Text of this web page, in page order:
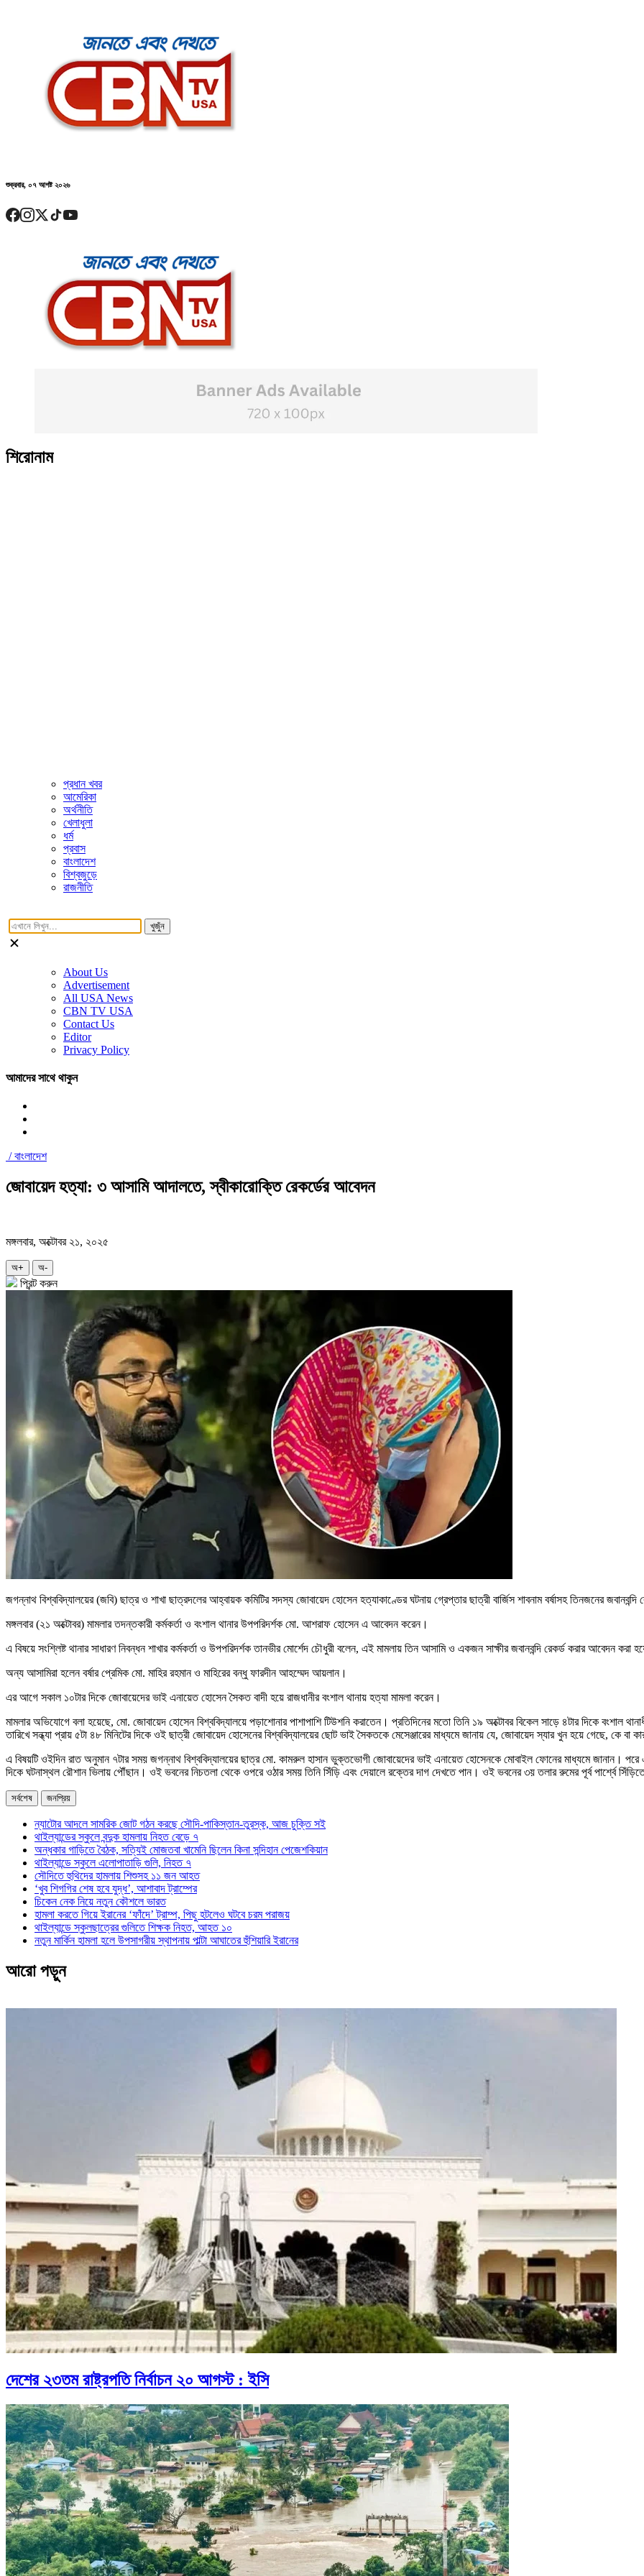
শুক্রবার, ০৭ আগষ্ট ২০২৬
শিরোনাম
প্রধান খবর
আমেরিকা
অর্থনীতি
খেলাধুলা
ধর্ম
প্রবাস
বাংলাদেশ
বিশ্বজুড়ে
রাজনীতি
খুজুঁন
About Us
Advertisement
All USA News
CBN TV USA
Contact Us
Editor
Privacy Policy
আমাদের সাথে থাকুন
/বাংলাদেশ
জোবায়েদ হত্যা: ৩ আসামি আদালতে, স্বীকারোক্তি রেকর্ডের আবেদন
মঙ্গলবার, অক্টোবর ২১, ২০২৫
অ+ অ-
প্রিন্ট করুন
জগন্নাথ বিশ্ববিদ্যালয়ের (জবি) ছাত্র ও শাখা ছাত্রদলের আহ্বায়ক কমিটির সদস্য জোবায়েদ হোসেন হত্যাকাণ্ডের ঘটনায় গ্রেপ্তার ছাত্রী বার্জিস শাবনাম বর্ষাসহ তিনজনের
মঙ্গলবার (২১ অক্টোবর) মামলার তদন্তকারী কর্মকর্তা ও বংশাল থানার উপপরিদর্শক মো. আশরাফ হোসেন এ আবেদন করেন।
এ বিষয়ে সংশ্লিষ্ট থানার সাধারণ নিবন্ধন শাখার কর্মকর্তা ও উপপরিদর্শক তানভীর মোর্শেদ চৌধুরী বলেন, এই মামলায় তিন আসামি ও একজন সাক্ষীর জবানবন্দি রেকর্ড করার আবেদন করা
অন্য আসামিরা হলেন বর্ষার প্রেমিক মো. মাহির রহমান ও মাহিরের বন্ধু ফারদীন আহম্মেদ আয়লান।
এর আগে সকাল ১০টার দিকে জোবায়েদের ভাই এনায়েত হোসেন সৈকত বাদী হয়ে রাজধানীর বংশাল থানায় হত্যা মামলা করেন।
মামলার অভিযোগে বলা হয়েছে, মো. জোবায়েদ হোসেন বিশ্ববিদ্যালয়ে পড়াশোনার পাশাপাশি টিউশনি করাতেন। প্রতিদিনের মতো তিনি ১৯ অক্টোবর বিকেল সাড়ে ৪টার দিকে বংশাল
তারিখে সন্ধ্যা প্রায় ৫টা ৪৮ মিনিটের দিকে ওই ছাত্রী জোবায়েদ হোসেনের বিশ্ববিদ্যালয়ের ছোট ভাই সৈকতকে মেসেঞ্জারের মাধ্যমে জানায় যে, জোবায়েদ স্যার খুন হয়ে গেছে, কে বা
এ বিষয়টি ওইদিন রাত অনুমান ৭টার সময় জগন্নাথ বিশ্ববিদ্যালয়ের ছাত্র মো. কামরুল হাসান ভুক্তভোগী জোবায়েদের ভাই এনায়েত হোসেনকে মোবাইল ফোনের মাধ্যমে জানান। পরে
দিকে ঘটনাস্থল রৌশান ভিলায় পৌঁছান। ওই ভবনের নিচতলা থেকে ওপরে ওঠার সময় তিনি সিঁড়ি এবং দেয়ালে রক্তের দাগ দেখতে পান। ওই ভবনের ৩য় তলার রুমের পূর্ব পার্শ্বে
সর্বশেষ জনপ্রিয়
ন্যাটোর আদলে সামরিক জোট গঠন করছে সৌদি-পাকিস্তান-তুরস্ক, আজ চুক্তি সই
থাইল্যান্ডের স্কুলে বন্দুক হামলায় নিহত বেড়ে ৭
অন্ধকার গাড়িতে বৈঠক, সত্যিই মোজতবা খামেনি ছিলেন কিনা সন্দিহান পেজেশকিয়ান
থাইল্যান্ডে স্কুলে এলোপাতাড়ি গুলি, নিহত ৭
সৌদিতে হুথিদের হামলায় শিশুসহ ১১ জন আহত
‘খুব শিগগির শেষ হবে যুদ্ধ’, আশাবাদ ট্রাম্পের
চিকেন নেক নিয়ে নতুন কৌশলে ভারত
হামলা করতে গিয়ে ইরানের ‘ফাঁদে’ ট্রাম্প, পিছু হটলেও ঘটবে চরম পরাজয়
থাইল্যান্ডে স্কুলছাত্রের গুলিতে শিক্ষক নিহত, আহত ১০
নতুন মার্কিন হামলা হলে উপসাগরীয় স্থাপনায় পাল্টা আঘাতের হুঁশিয়ারি ইরানের
আরো পড়ুন
দেশের ২৩তম রাষ্ট্রপতি নির্বাচন ২০ আগস্ট : ইসি